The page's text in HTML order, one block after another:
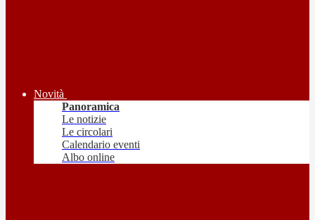
Novità
Panoramica
Le notizie
Le circolari
Calendario eventi
Albo online